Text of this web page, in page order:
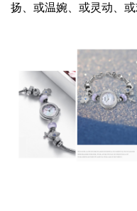
扬、或温婉、或灵动、